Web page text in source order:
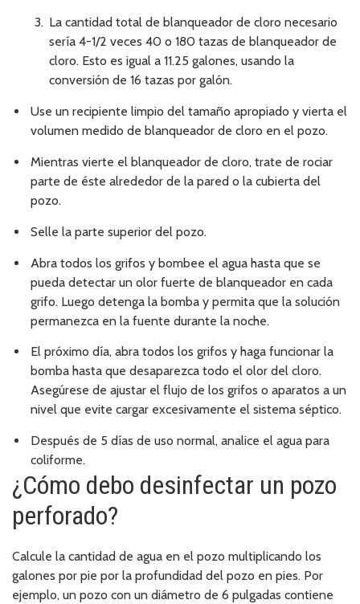
La cantidad total de blanqueador de cloro necesario
sería 4-1/2 veces 40 o 180 tazas de blanqueador de
cloro. Esto es igual a 11.25 galones, usando la
conversión de 16 tazas por galón.
Use un recipiente limpio del tamaño apropiado y vierta el
volumen medido de blanqueador de cloro en el pozo.
Mientras vierte el blanqueador de cloro, trate de rociar
parte de éste alrededor de la pared o la cubierta del
pozo.
Selle la parte superior del pozo.
Abra todos los grifos y bombee el agua hasta que se
pueda detectar un olor fuerte de blanqueador en cada
grifo. Luego detenga la bomba y permita que la solución
permanezca en la fuente durante la noche.
El próximo día, abra todos los grifos y haga funcionar la
bomba hasta que desaparezca todo el olor del cloro.
Asegúrese de ajustar el flujo de los grifos o aparatos a un
nivel que evite cargar excesivamente el sistema séptico.
Después de 5 días de uso normal, analice el agua para
coliforme.
¿Cómo debo desinfectar un pozo
perforado?
Calcule la cantidad de agua en el pozo multiplicando los
galones por pie por la profundidad del pozo en pies. Por
ejemplo, un pozo con un diámetro de 6 pulgadas contiene